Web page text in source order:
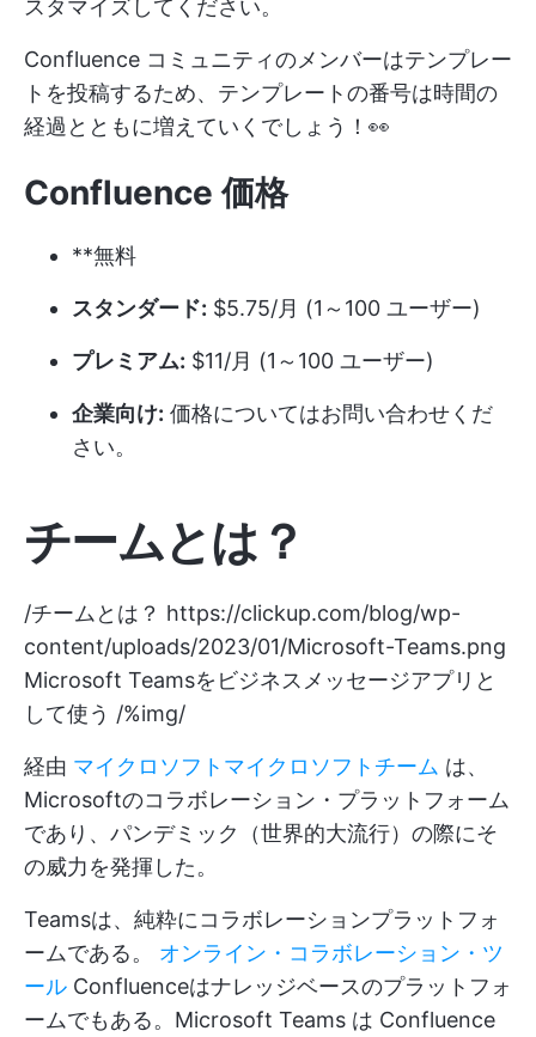
スタマイズしてください。
Confluence コミュニティのメンバーはテンプレー
トを投稿するため、テンプレートの番号は時間の
経過とともに増えていくでしょう！👀
Confluence 価格
**無料
スタンダード: $5.75/月 (1～100 ユーザー)
プレミアム: $11/月 (1～100 ユーザー)
企業向け: 価格についてはお問い合わせくだ
さい。
チームとは？
/チームとは？ https://clickup.com/blog/wp-
content/uploads/2023/01/Microsoft-Teams.png
Microsoft Teamsをビジネスメッセージアプリと
して使う /%img/
経由 マイクロソフト マイクロソフトチーム は、
Microsoftのコラボレーション・プラットフォーム
であり、パンデミック（世界的大流行）の際にそ
の威力を発揮した。
Teamsは、純粋にコラボレーションプラットフォ
ームである。 オンライン・コラボレーション・ツ
ール Confluenceはナレッジベースのプラットフォ
ームでもある。Microsoft Teams は Confluence